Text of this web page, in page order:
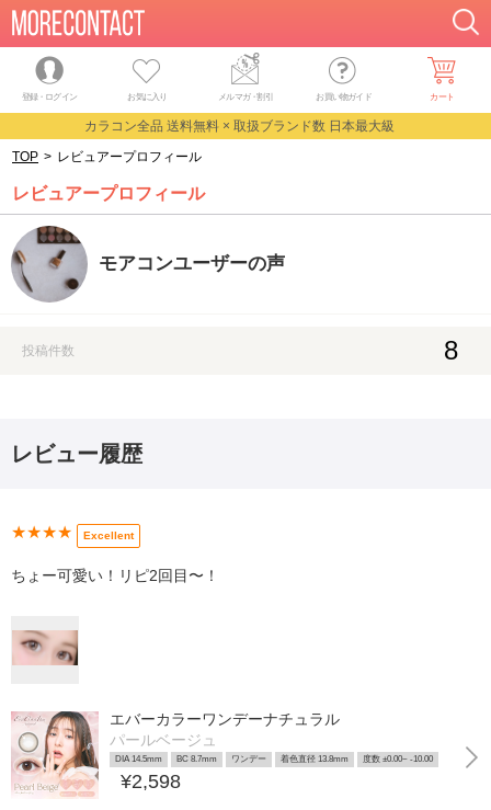
登録・ログイン お気に入り メルマガ・割引 お買い物ガイド カート
カラコン全品 送料無料 × 取扱ブランド数 日本最大級
TOP > レビュアープロフィール
レビュアープロフィール
モアコンユーザーの声
投稿件数 8
レビュー履歴
★★★★ Excellent
ちょー可愛い！リピ2回目〜！
エバーカラーワンデーナチュラル
パールベージュ
DIA 14.5mm BC 8.7mm ワンデー 着色直径 13.8mm 度数 ±0.00~ -10.00
¥2,598